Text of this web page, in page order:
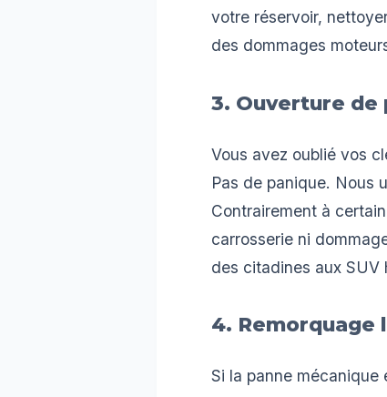
votre réservoir,
des dommages
3. Ouverture
Vous avez oublié vos
Pas de panique. Nous
Contrairement à
carrosserie ni
des citadines aux SUV
4. Remorquage
Si la panne